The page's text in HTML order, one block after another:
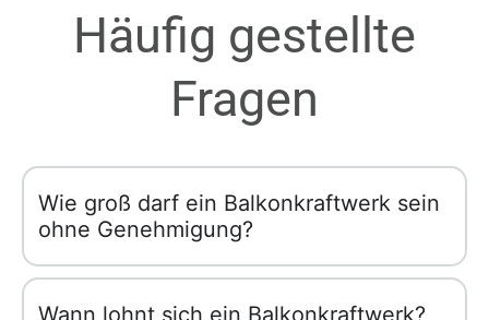
Häufig gestellte
Fragen
Wie groß darf ein Balkonkraftwerk sein
ohne Genehmigung?
Wann lohnt sich ein Balkonkraftwerk?